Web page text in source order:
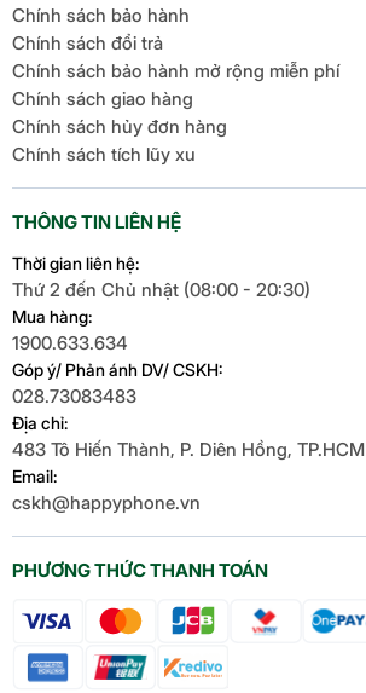
PHƯƠNG THỨC THANH TOÁN
Chính sách bảo hành
Chính sách đổi trả
Chính sách bảo hành mở rộng miễn phí
Chính sách giao hàng
Chính sách hủy đơn hàng
Chính sách tích lũy xu
THÔNG TIN LIÊN HỆ
Thời gian liên hệ:
Thứ 2 đến Chủ nhật (08:00 - 20:30)
Mua hàng:
1900.633.634
Góp ý/ Phản ánh DV/ CSKH:
028.73083483
Địa chỉ:
483 Tô Hiến Thành, P. Diên Hồng, TP.HCM
Email:
cskh@happyphone.vn